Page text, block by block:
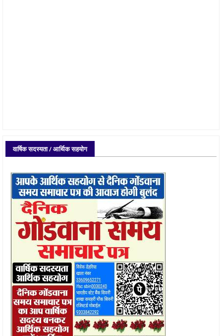
वार्षिक सदस्यता / आर्थिक सहयोग